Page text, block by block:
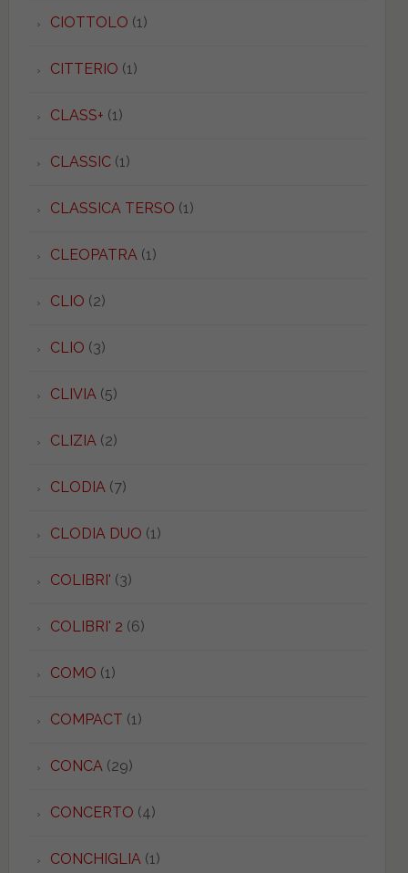
CIOTTOLO (1)
CITTERIO (1)
CLASS+ (1)
CLASSIC(1)
CLASSICA TERSO (1)
CLEOPATRA(1)
CLIO (2)
CLIO (3)
CLIVIA(5)
CLIZIA(2)
CLODIA(7)
CLODIA DUO (1)
COLIBRI' (3)
COLIBRI' 2 (6)
COMO (1)
COMPACT (1)
CONCA(29)
CONCERTO (4)
CONCHIGLIA(1)